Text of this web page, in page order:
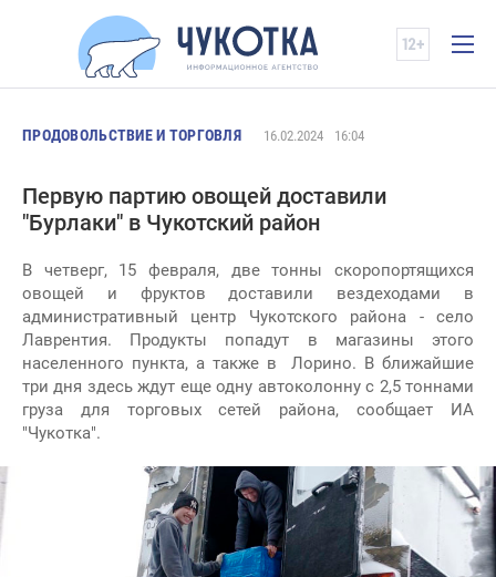
ПРОДОВОЛЬСТВИЕ И ТОРГОВЛЯ 16.02.2024 16:04
Первую партию овощей доставили
"Бурлаки" в Чукотский район
В четверг, 15 февраля, две тонны скоропортящихся
овощей и фруктов доставили вездеходами в
административный центр Чукотского района - село
Лаврентия. Продукты попадут в магазины этого
населенного пункта, а также в Лорино. В ближайшие
три дня здесь ждут еще одну автоколонну с 2,5 тоннами
груза для торговых сетей района, сообщает ИА
"Чукотка".